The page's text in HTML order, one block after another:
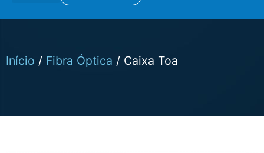
Início / Fibra Óptica / Caixa Toa